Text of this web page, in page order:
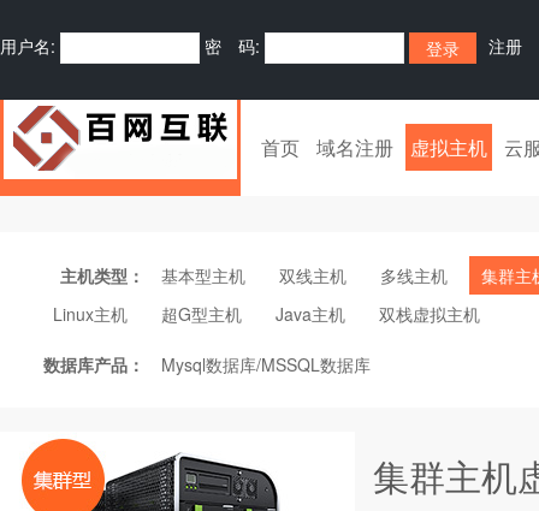
用户名: 密 码: 注册
首页 域名注册 虚拟主机 云
主机类型： 基本型主机 双线主机 多线主机
集群主
Linux主机
超G型主机 Java主机 双栈虚拟主机
数据库产品： Mysql数据库/MSSQL数据库
集群主机